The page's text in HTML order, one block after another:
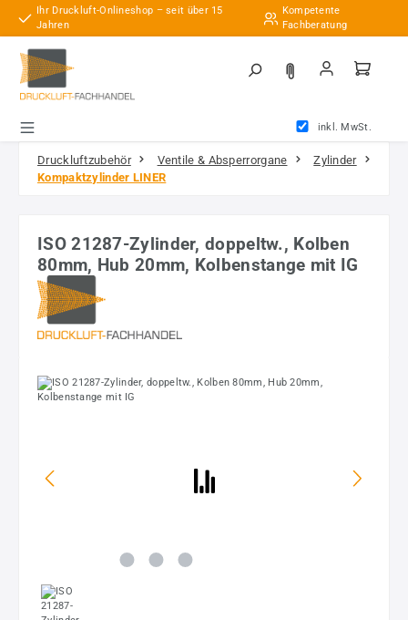
Zum Hauptinhalt springen
Ihr Druckluft-Onlineshop – seit über 15
Jahren
Kompetente
Fachberatung
inkl. MwSt.
Druckluftzubehör Ventile & Absperrorgane
Zylinder
Kompaktzylinder LINER
ISO 21287-Zylinder, doppeltw., Kolben
80mm, Hub 20mm, Kolbenstange mit IG
Bildergalerie überspringen